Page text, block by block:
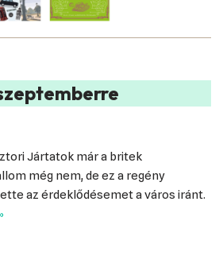
Jártatok már a britek
még nem, de ez a regény
az érdeklődésemet a város iránt.